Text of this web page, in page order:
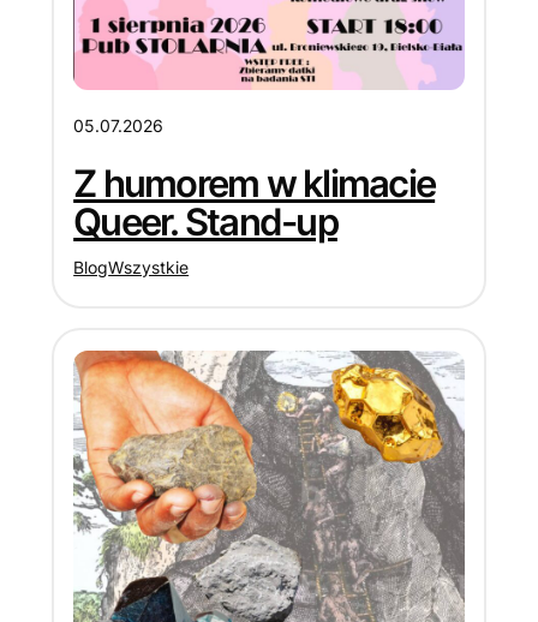
05.07.2026
Z humorem w klimacie
Queer. Stand-up
BlogWszystkie